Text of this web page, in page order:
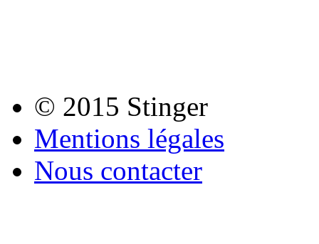
© 2015 Stinger
Mentions légales
Nous contacter